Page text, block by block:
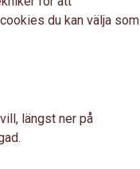
att du
du kan välja som
längst ner på